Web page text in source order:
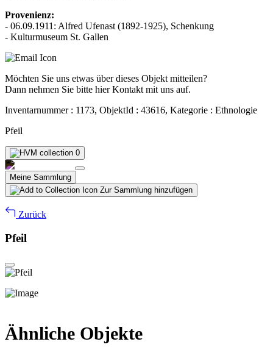
Provenienz:
- 06.09.1911: Alfred Ufenast (1892-1925), Schenkung
- Kulturmuseum St. Gallen
Möchten Sie uns etwas über dieses Objekt mitteilen?
Dann nehmen Sie bitte hier Kontakt mit uns auf.
Inventarnummer : 1173, ObjektId : 43616, Kategorie : Ethnologie
Pfeil
0
Meine Sammlung
Zur Sammlung hinzufügen
Zurück
Pfeil
Ähnliche Objekte